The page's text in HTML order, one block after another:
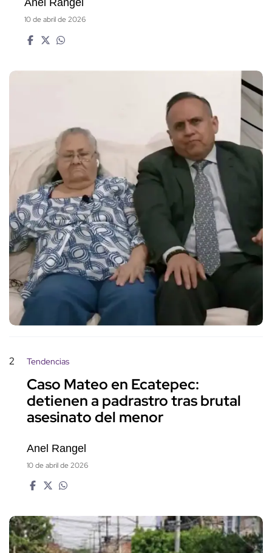
Anel Rangel
10 de abril de 2026
2 Tendencias
Caso Mateo en Ecatepec:
detienen a padrastro tras brutal
asesinato del menor
Anel Rangel
10 de abril de 2026